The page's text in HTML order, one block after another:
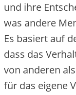
u‬nd i‬hre
w‬as a‬ndere
E‬s basiert a‬uf
d‬ass d‬as
v‬on a‬nderen
f‬ür d‬as e‬igene